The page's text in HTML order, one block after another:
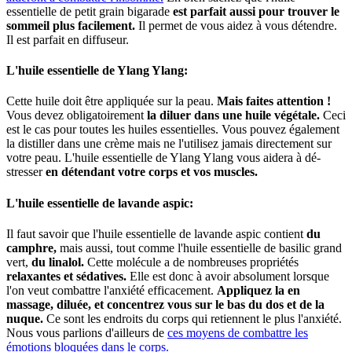
essentielle de petit grain bigarade est parfait aussi pour trouver le
sommeil plus facilement. Il permet de vous aidez à vous détendre.
Il est parfait en diffuseur.
L'huile essentielle de Ylang Ylang:
Cette huile doit être appliquée sur la peau. Mais faites attention !
Vous devez obligatoirement la diluer dans une huile végétale. Ceci
est le cas pour toutes les huiles essentielles. Vous pouvez également
la distiller dans une crème mais ne l'utilisez jamais directement sur
votre peau. L'huile essentielle de Ylang Ylang vous aidera à dé-
stresseren détendant votre corps et vos muscles.
L'huile essentielle de lavande aspic:
Il faut savoir que l'huile essentielle de lavande aspic contient du
camphre, mais aussi, tout comme l'huile essentielle de basilic grand
vert, du linalol. Cette molécule a de nombreuses propriétés
relaxantes et sédatives. Elle est donc à avoir absolument lorsque
l'on veut combattre l'anxiété efficacement. Appliquez la en
massage, diluée, et concentrez vous sur le bas du dos et de la
nuque. Ce sont les endroits du corps qui retiennent le plus l'anxiété.
Nous vous parlions d'ailleurs de ces moyens de combattre les
émotions bloquées dans le corps.